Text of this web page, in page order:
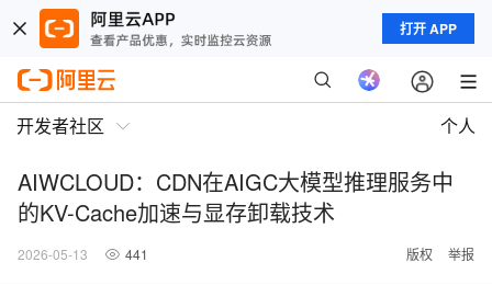
打开 APP
开发者社区 个人
AIWCLOUD：CDN在AIGC大模型推理服务中
的KV-Cache加速与显存卸载技术
2026-05-13 441 版权 举报